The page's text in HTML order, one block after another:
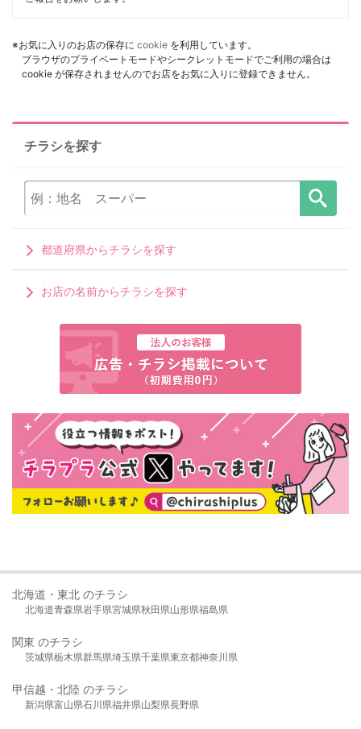
※お気に入りのお店の保存に cookie を利用しています。
ブラウザのプライベートモードやシークレットモードでご利用の場合は
cookie が保存されませんのでお店をお気に入りに登録できません。
チラシを探す
都道府県からチラシを探す
お店の名前からチラシを探す
北海道・東北 のチラシ
北海道青森県岩手県宮城県秋田県山形県福島県
関東 のチラシ
茨城県栃木県群馬県埼玉県千葉県東京都神奈川県
甲信越・北陸 のチラシ
新潟県富山県石川県福井県山梨県長野県